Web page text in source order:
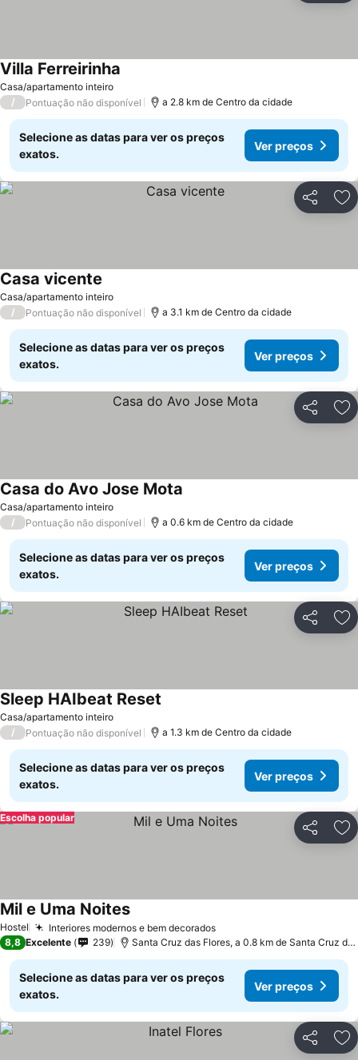
Casa/apartamento inteiro
Villa Ferreirinha
/ Pontuação não disponível a 2.8 km de Centro da cidade
Selecione as datas para ver os preços
exatos.
Ver preços
Partilhar
Casa/apartamento inteiro
Casa vicente
/ Pontuação não disponível a 3.1 km de Centro da cidade
Selecione as datas para ver os preços
exatos.
Ver preços
Partilhar
Casa/apartamento inteiro
Casa do Avo Jose Mota
/ Pontuação não disponível a 0.6 km de Centro da cidade
Selecione as datas para ver os preços
exatos.
Ver preços
Partilhar
Casa/apartamento inteiro
Sleep HAIbeat Reset
/ Pontuação não disponível a 1.3 km de Centro da cidade
Selecione as datas para ver os preços
exatos.
Ver preços
Partilhar
Escolha popular
Hostel Interiores modernos e bem decoradosVer preços
Mil e Uma NoitesVer preços
8,8 Excelente 239 Santa Cruz das Flores, a 0.8 km de Santa Cruz
Selecione as datas para ver os preços
exatos.
Ver preços
Partilhar